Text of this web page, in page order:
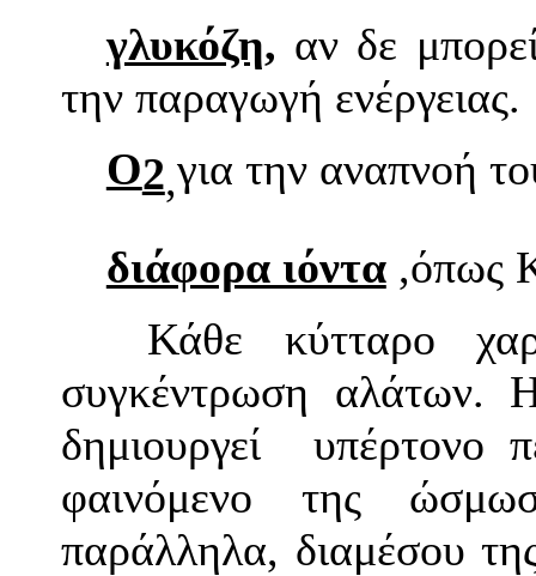
γλυκόζη, αν δε
την παραγωγή ενέργειας.
Ο2,για την αναπνοή
διάφορα ιόντα,όπως
Κάθε κύτταρο
συγκέντρωση
δημιουργεί υπέρτονο
φαινόμενο της
παράλληλα, διαμέσου